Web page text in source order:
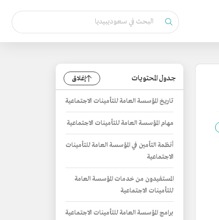
جدول المحتويات إغلاق
تاريخ المؤسسة العامة للتأمينات الاجتماعية
مهام المؤسسة العامة للتأمينات الاجتماعية
أنظمة التأمين في المؤسسة العامة للتأمينات
الاجتماعية
المستفيدون من خدمات المؤسسة العامة
للتأمينات الاجتماعية
برامج المؤسسة العامة للتأمينات الاجتماعية